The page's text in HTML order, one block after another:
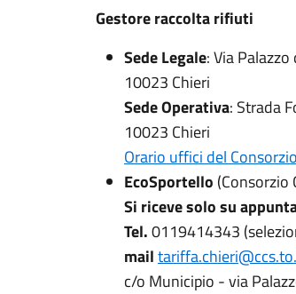
Gestore raccolta rifiuti
Sede Legale: Via
10023 Chieri
Sede Operativa: Strada
10023 Chieri
Orario uffici del
EcoSportello (Consorzio
Si riceve solo su
Tel.0119414343
mail
c/o Municipio - via